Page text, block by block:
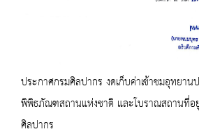
ประกาศกรมศิลปากร งดเก็บค่าเข้าชมอุทยาน
พิพิธภัณฑสถานแห่งชาติ และโบราณสถานที่อ
ศิลปากร